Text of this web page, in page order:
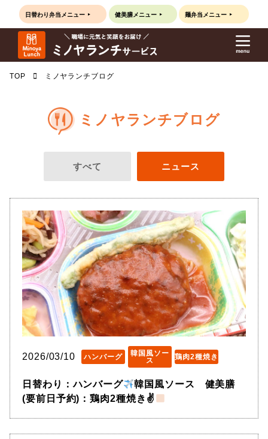
日替わり弁当 メニュー 健美膳メニュー 麺弁当 メニュー
TOP ミノヤランチブログ
ミノヤランチブログ
すべて ニュース
2026/03/10 ハンバーグ
韓国風ソー
ス
鶏肉2種焼き
日替わり：ハンバーグ
韓国風ソース 健美膳
(要前日予約)：鶏肉2種焼き✌